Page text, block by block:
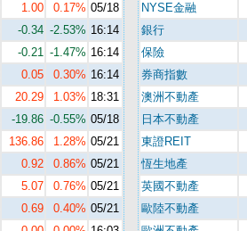
1.00 0.17% 05/18
-0.34 -2.53% 16:14
-0.21 -1.47% 16:14
0.05 0.30% 16:14
20.29 1.03% 18:31
-19.86 -0.55% 05/18
136.86 1.28% 05/21
0.92 0.86% 05/21
5.07 0.76% 05/21
0.69 0.40% 05/21
NYSE金融
銀行
保險
券商指數
澳洲不動產
日本不動產
東證REIT
恆生地產
英國不動產
歐陸不動產